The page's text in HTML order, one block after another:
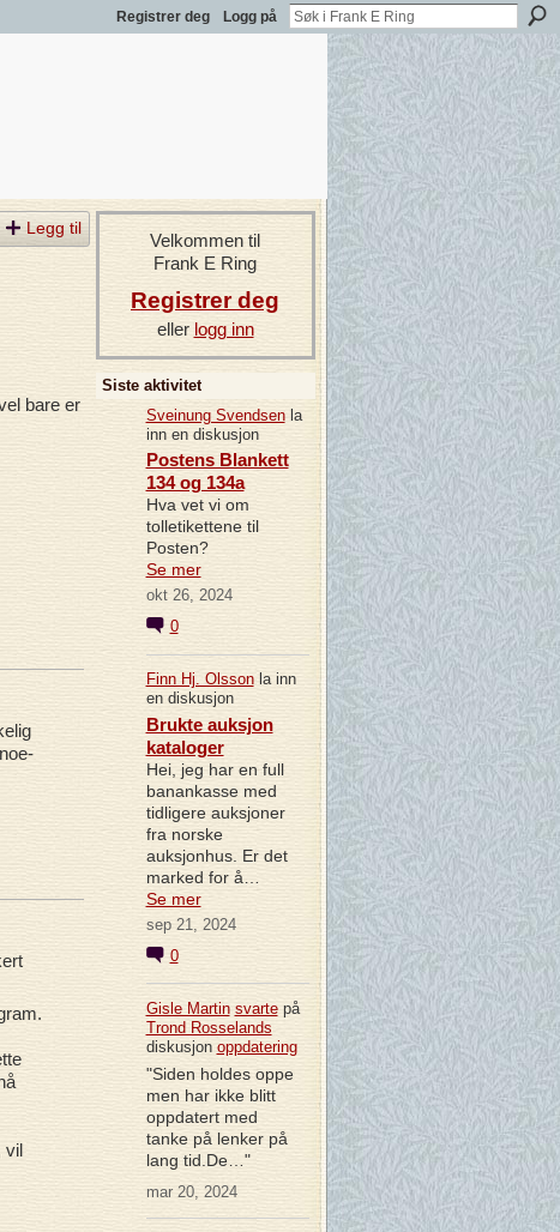
Registrer deg Logg på
Legg til
bare er
vil
Velkommen til
Frank E Ring
Registrer deg
eller logg inn
Siste aktivitet
Sveinung Svendsenla
inn en diskusjon
Postens Blankett
134 og 134a
Hva vet vi om
tolletikettene til
Posten?
Se mer
okt 26, 2024
0
Finn Hj. Olssonla inn
en diskusjon
Brukte auksjon
kataloger
Hei, jeg har en full
banankasse med
tidligere auksjoner
fra norske
auksjonhus. Er det
marked for å…
Se mer
sep 21, 2024
0
Gisle Martin svartepå
Trond Rosselands
diskusjon oppdatering
"Siden holdes oppe
men har ikke blitt
oppdatert med
tanke på lenker på
lang tid.De…"
mar 20, 2024